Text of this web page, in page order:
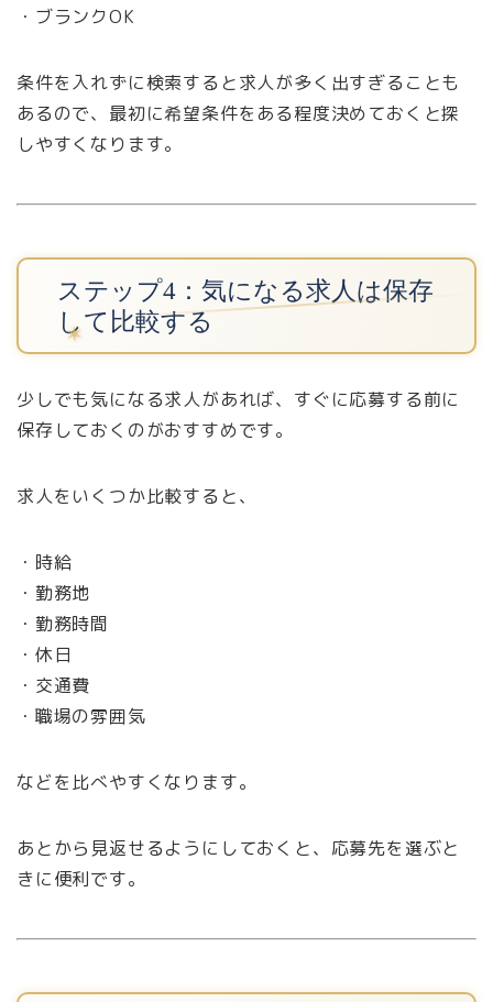
・ブランクOK
条件を入れずに検索すると求人が多く出すぎることも
あるので、最初に希望条件をある程度決めておくと探
しやすくなります。
ステップ4：気になる求人は保存
して比較する
少しでも気になる求人があれば、すぐに応募する前に
保存しておくのがおすすめです。
求人をいくつか比較すると、
・時給
・勤務地
・勤務時間
・休日
・交通費
・職場の雰囲気
などを比べやすくなります。
あとから見返せるようにしておくと、応募先を選ぶと
きに便利です。